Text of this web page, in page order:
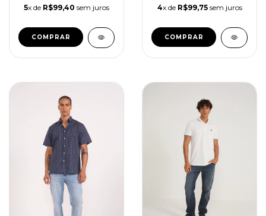
5x de R$99,40 sem juros
COMPRAR
4x de R$99,75sem juros
COMPRAR